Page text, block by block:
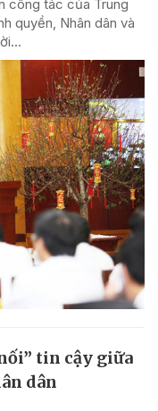
công tác của Trung
quyền, Nhân dân và
tin cậy giữa
dân